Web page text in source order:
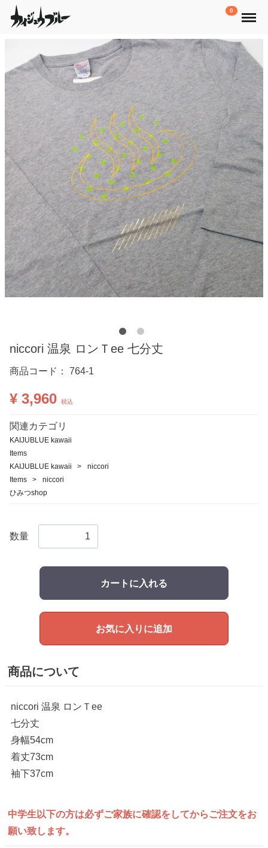
0 Menu
niccori 温泉 ロンＴee 七分丈
商品コード： 764-1
¥ 3,960 税込
関連カテゴリ
KAIJUBLUE kawaii
Items
KAIJUBLUE kawaii
niccori
Items
niccori
ひみつshop
数量
カートに入れる
お気に入りに追加
商品について
niccori 温泉 ロンＴee
七分丈
身幅54cm
着丈73cm
袖下37cm
中学生以下の方は必ずご家族に確認をしてから ご注文をお
願い致します。